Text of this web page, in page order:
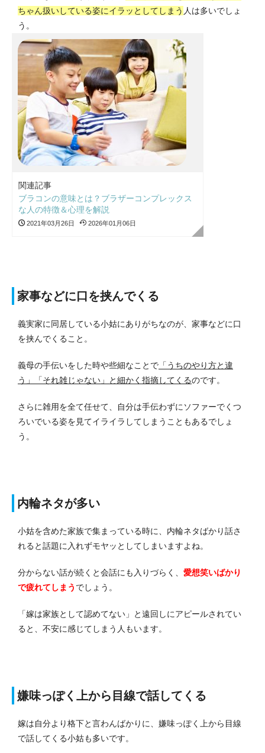
ちゃん扱いしている姿にイラッとしてしまう 人は多いでしょ
う。
関連記事
ブラコンの意味とは？ブラザーコンプレックス
な人の特徴＆心理を解説
2021年03月26日 2026年01月06日
家事などに口を挟んでくる
義実家に同居している小姑にありがちなのが、家事などに口
を挟んでくること。
義母の手伝いをした時や些細なことで 「うちのやり方と違
う」「それ雑じゃない」と細かく指摘してくるのです。
さらに雑用を全て任せて、自分は手伝わずにソファーでくつ
ろいでいる姿を見てイライラしてしまうこともあるでしょ
う。
内輪ネタが多い
小姑を含めた家族で集まっている時に、内輪ネタばかり話さ
れると話題に入れずモヤッとしてしまいますよね。
分からない話が続くと会話にも入りづらく、 愛想笑いばかり
で疲れてしまう でしょう。
「嫁は家族として認めてない」と遠回しにアピールされてい
ると、不安に感じてしまう人もいます。
嫌味っぽく上から目線で話してくる
嫁は自分より格下と言わんばかりに、嫌味っぽく上から目線
で話してくる小姑も多いです。